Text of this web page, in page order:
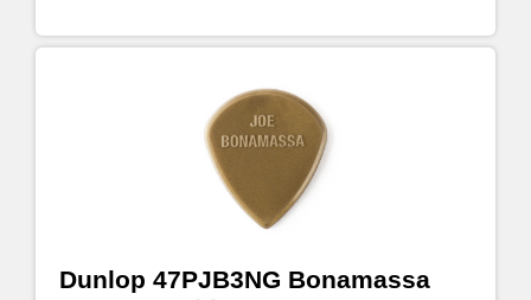
Dunlop 47PJB3NG Bonamassa